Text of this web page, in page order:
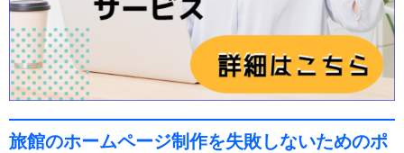
旅館のホームページ制作を失敗しないためのポ